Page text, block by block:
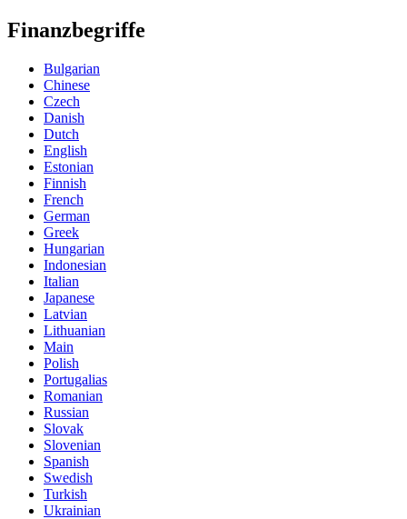
Finanzbegriffe
Bulgarian
Chinese
Czech
Danish
Dutch
English
Estonian
Finnish
French
German
Greek
Hungarian
Indonesian
Italian
Japanese
Latvian
Lithuanian
Main
Polish
Portugalias
Romanian
Russian
Slovak
Slovenian
Spanish
Swedish
Turkish
Ukrainian